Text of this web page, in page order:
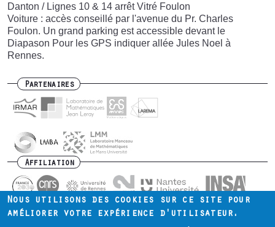
Danton / Lignes 10 & 14 arrêt Vitré Foulon
Voiture : accès conseillé par l'avenue du Pr. Charles
Foulon. Un grand parking est accessible devant le
Diapason Pour les GPS indiquer allée Jules Noel à
Rennes.
Partenaires
Affiliation
Nous utilisons des cookies sur ce site pour
améliorer votre expérience d'utilisateur.